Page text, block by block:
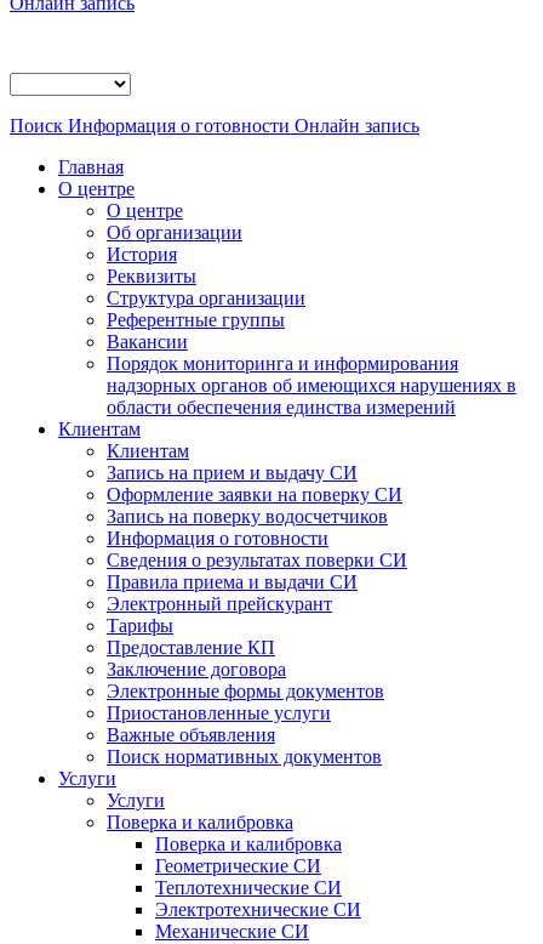
Поиск Информация о готовности Онлайн запись
Главная
О центре
О центре
Об организации
История
Реквизиты
Структура организации
Референтные группы
Вакансии
Порядок мониторинга и информирования
надзорных органов об имеющихся нарушениях в
области обеспечения единства измерений
Клиентам
Клиентам
Запись на прием и выдачу СИ
Оформление заявки на поверку СИ
Запись на поверку водосчетчиков
Информация о готовности
Сведения о результатах поверки СИ
Правила приема и выдачи СИ
Электронный прейскурант
Тарифы
Предоставление КП
Заключение договора
Электронные формы документов
Приостановленные услуги
Важные объявления
Поиск нормативных документов
Услуги
Услуги
Поверка и калибровка
Поверка и калибровка
Геометрические СИ
Теплотехнические СИ
Электротехнические СИ
Механические СИ